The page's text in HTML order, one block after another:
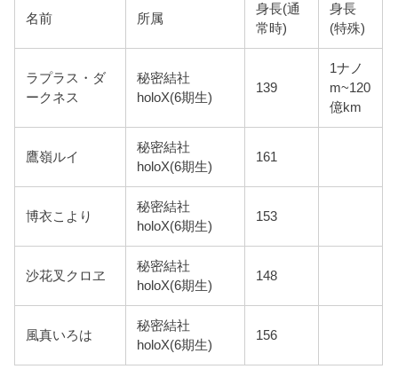
名前 所属
身長(通
常時)
身長
(特殊)
ラプラス・ダ
ークネス
秘密結社
holoX(6期生)
139
1ナノ
m~120
億km
鷹嶺ルイ
秘密結社
holoX(6期生)
161
博衣こより
秘密結社
holoX(6期生)
153
沙花叉クロヱ
秘密結社
holoX(6期生)
148
風真いろは
秘密結社
holoX(6期生)
156